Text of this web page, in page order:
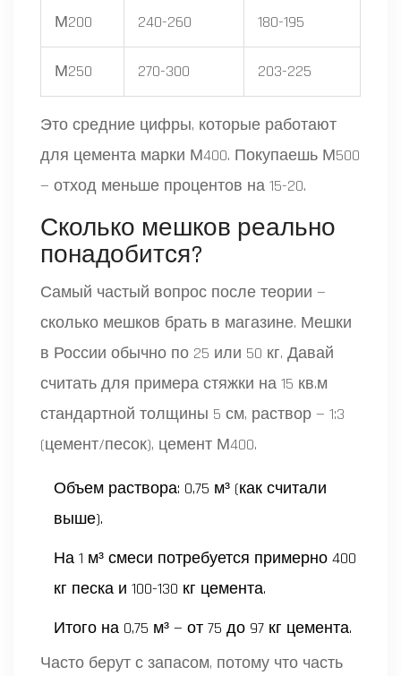
М200 240-260 180-195
М250 270-300 203-225
Это средние цифры, которые работают
для цемента марки М400. Покупаешь М500
— отход меньше процентов на 15-20.
Сколько мешков реально
понадобится?
Самый частый вопрос после теории —
сколько мешков брать в магазине. Мешки
в России обычно по 25 или 50 кг. Давай
считать для примера стяжки на 15 кв.м
стандартной толщины 5 см, раствор — 1:3
(цемент/песок), цемент М400.
Объем раствора: 0,75 м³ (как считали
выше).
На 1 м³ смеси потребуется примерно 400
кг песка и 100-130 кг цемента.
Итого на 0,75 м³ — от 75 до 97 кг цемента.
Часто берут с запасом, потому что часть